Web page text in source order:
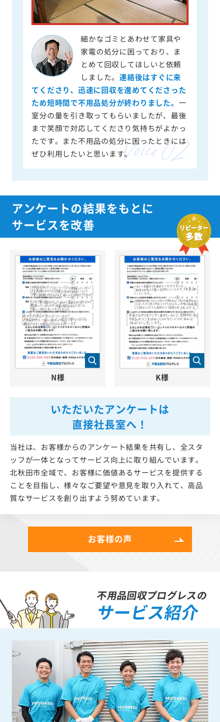
細かなゴミとあわせて家具や
家電の処分に困っており、ま
とめて回収してほしいと依頼
しました。連絡後はすぐに来
てくださり、迅速に回収を進めてくださった
ため短時間で不用品処分が終わりました。 一
室分の量を引き取ってもらいましたが、最後
まで笑顔で対応してくださり気持ちがよかっ
たです。また不用品の処分に困ったときには
ぜひ利用したいと思います。
アンケートの結果をもとに
サービスを改善
いただいたアンケートは
直接社長室へ！
当社は、お客様からのアンケート結果を共有し、全スタ
ッフが一体となってサービス向上に取り組んでいます。
北秋田市全域で、お客様に価値あるサービスを提供する
ことを目指し、様々なご要望や意見を取り入れて、高品
質なサービスを創り出すよう努めています。
N様 K様
お客様の声
不用品回収プログレスの
サービス紹介